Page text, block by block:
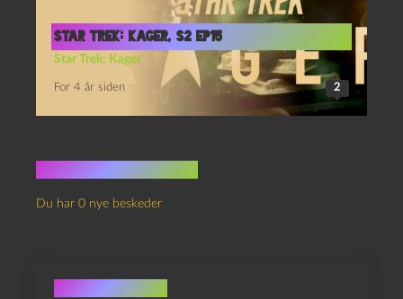
Star Trek: Kager, S2 Ep15
Star Trek: Kager
For 4 år siden 2
Du har 0 nye beskeder
Skriv et svar